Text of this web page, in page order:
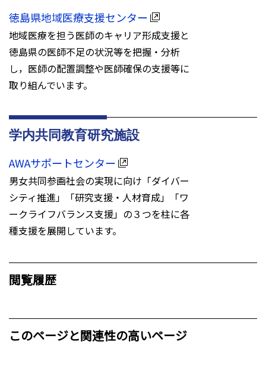
徳島県地域医療支援センター
地域医療を担う医師のキャリア形成支援と
徳島県の医師不足の状況等を把握・分析
し，医師の配置調整や医師確保の支援等に
取り組んでいます。
学内共同教育研究施設
AWAサポートセンター
男⼥共同参画社会の実現に向け「ダイバー
シティ推進」「研究⽀援・⼈材育成」「ワ
ークライフバランス⽀援」の３つを柱に各
種⽀援を展開しています。
閲覧履歴
このページと関連性の高いページ